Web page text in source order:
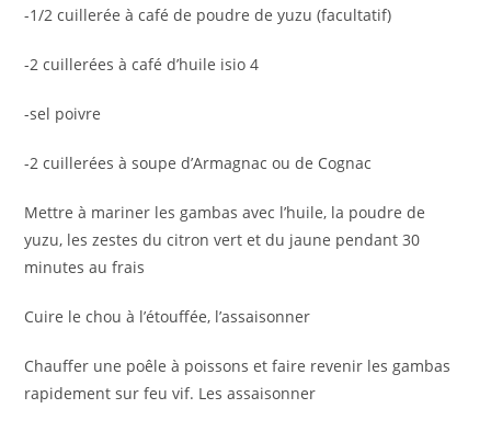
-1/2 cuillerée à café de poudre de yuzu (facultatif)
-2 cuillerées à café d’huile isio 4
-sel poivre
-2 cuillerées à soupe d’Armagnac ou de Cognac
Mettre à mariner les gambas avec l’huile, la poudre de
yuzu, les zestes du citron vert et du jaune pendant 30
minutes au frais
Cuire le chou à l’étouffée, l’assaisonner
Chauffer une poêle à poissons et faire revenir les gambas
rapidement sur feu vif. Les assaisonner